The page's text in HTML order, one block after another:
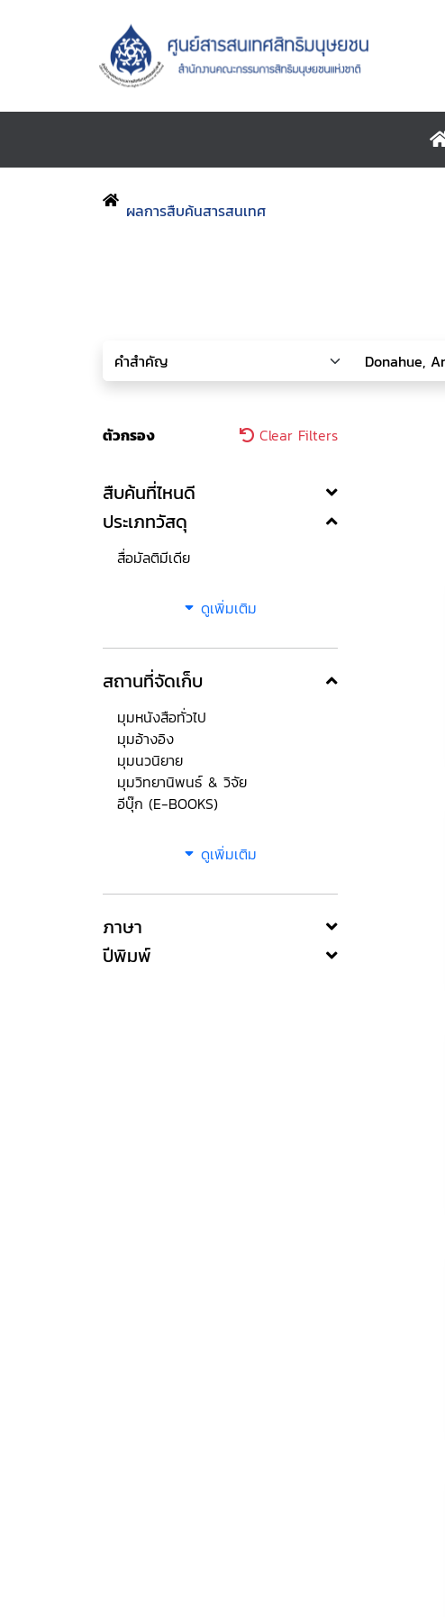
ผลการสืบค้นสารสนเทศ
ตัวกรอง Clear Filters
สืบค้นที่ไหนดี
ประเภทวัสดุ
สื่อมัลติมีเดีย
ดูเพิ่มเติม
สถานที่จัดเก็บ
มุมหนังสือทั่วไป
มุมอ้างอิง
มุมนวนิยาย
มุมวิทยานิพนธ์ & วิจัย
อีบุ๊ก (E-BOOKS)
ดูเพิ่มเติม
ภาษา
ปีพิมพ์